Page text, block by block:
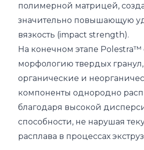
полимерной матрицей,
значительно повышающую
вязкость (impact strength).
На конечном этапе Polestra™
морфологию твердых гранул,
органические и
компоненты однородно
благодаря высокой
способности, не нарушая
расплава в процессах